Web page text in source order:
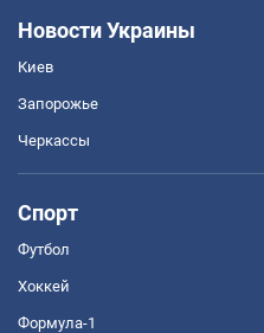
Новости Украины
Киев
Запорожье
Черкассы
Спорт
Футбол
Хоккей
Формула-1